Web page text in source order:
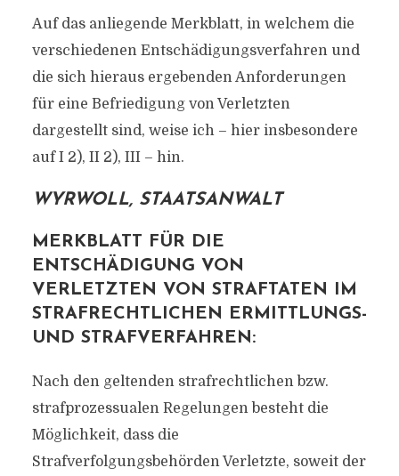
Auf das anliegende Merkblatt, in welchem die
verschiedenen Entschädigungsverfahren und
die sich hieraus ergebenden Anforderungen
für eine Befriedigung von Verletzten
dargestellt sind, weise ich – hier insbesondere
auf I 2), II 2), III – hin.
WYRWOLL, STAATSANWALT
MERKBLATT FÜR DIE
ENTSCHÄDIGUNG VON
VERLETZTEN VON STRAFTATEN IM
STRAFRECHTLICHEN ERMITTLUNGS-
UND STRAFVERFAHREN:
Nach den geltenden strafrechtlichen bzw.
strafprozessualen Regelungen besteht die
Möglichkeit, dass die
Strafverfolgungsbehörden Verletzte, soweit der